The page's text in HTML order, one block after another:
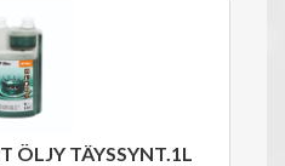
ÖLJY TÄYSSYNT.1L